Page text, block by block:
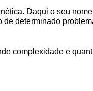
Daqui o seu
determinado
complexidade e